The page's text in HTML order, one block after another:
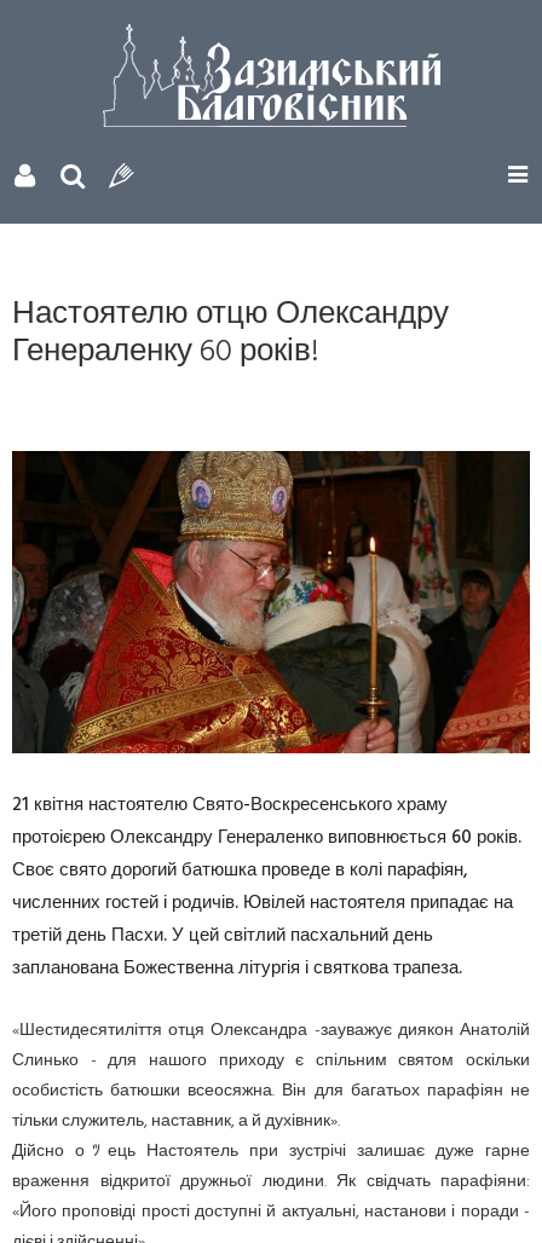
Настоятелю отцю Олександру
Генераленку 60 років!
21 квітня настоятелю Свято-Воскресенського храму
протоієрею Олександру Генераленко виповнюється 60 років.
Своє свято дорогий батюшка проведе в колі парафіян,
численних гостей і родичів. Ювілей настоятеля припадає на
третій день Пасхи. У цей світлий пасхальний день
запланована Божественна літургія і святкова трапеза.
«Шестидесятиліття отця Олександра -зауважує диякон Анатолій
Слинько - для нашого приходу є спільним святом оскільки
особистість батюшки всеосяжна. Він для багатьох парафіян не
тільки служитель, наставник, а й духівник».
Дійсно оﾂець Настоятель при зустрічі залишає дуже гарне
враження відкритої дружньої людини. Як свідчать парафіяни:
«Його проповіді прості доступні й актуальні, настанови і поради -